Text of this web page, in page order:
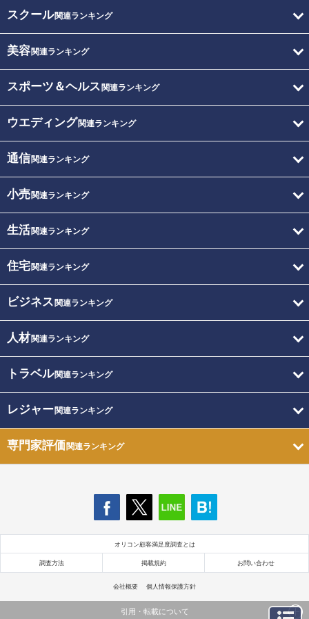
スクール関連ランキング
美容関連ランキング
スポーツ＆ヘルス 関連ランキング
ウエディング関連ランキング
通信関連ランキング
小売関連ランキング
生活関連ランキング
住宅関連ランキング
ビジネス 関連ランキング
人材関連ランキング
トラベル関連ランキング
レジャー関連ランキング
専門家評価関連ランキング
オリコン顧客満足度調査とは
調査方法 掲載規約 お問い合わせ
会社概要 個人情報保護方針
引用・転載について